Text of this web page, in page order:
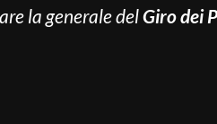
la generale delGiro dei